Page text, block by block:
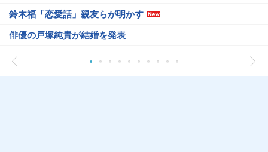
鈴木福「恋愛話」親友らが明かす
俳優の戸塚純貴が結婚を発表